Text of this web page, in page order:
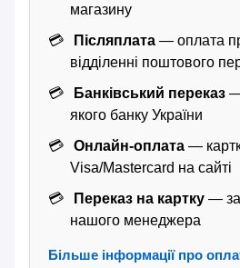
магазину
Післяплата — оплата
відділенні поштового
Банківський переказ —
якого банку України
Онлайн-оплата —
Visa/Mastercard на сайті
Переказ на картку — за
нашого менеджера
Більше інформації про